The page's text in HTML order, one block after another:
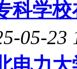
科学
05-23